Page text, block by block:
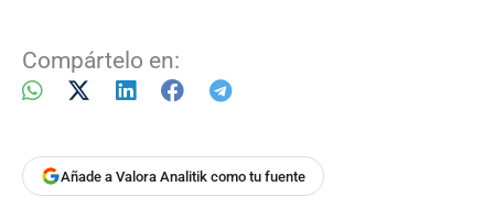
Compártelo en:
Añade a Valora Analitik como tu fuente